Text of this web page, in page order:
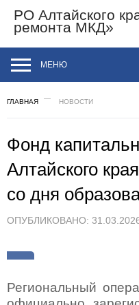
РО Алтайского
ремонта МКД»
МЕНЮ
ГЛАВНАЯ НОВОСТИ
Фонд
Алтайского
со дня
ОПУБЛИКОВАНО:
Региональный